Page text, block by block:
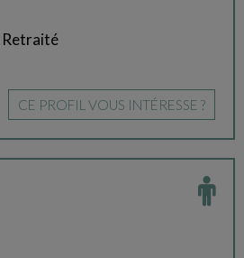
Retraité
CE PROFIL VOUS INTÉRESSE ?